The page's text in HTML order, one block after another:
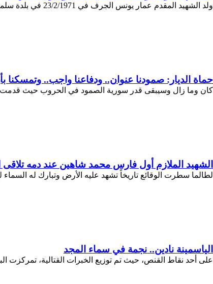
ولد الشهيد المقدم عمار يونس الجرف في 23/2/1971 في بلدة سلمية التابعة لمحافظة حماة.. حصل على الثانوية العامة الفرع العلمي سنة 1987 والتحق ...
حماة الديار: صمودنا عنوان.. ودفاعنا واجب..
كان وما زال وسيبقى قدر سورية الصمود في الحروب حيث قدمت
الشهيد الملازم أول فارس محمد شاهين عند دمه تلاقى
لطالما سطرت الوقائع تاريخاً تشهد عليه الأرض وتبارك له السماء
الياسمينة نادين.. نجمة في سماء المجد
على أحد نقاط القنص، حيث تم توزيع الخبرات القتالية،